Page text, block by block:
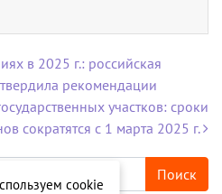
в 2025 г.: российская
рекомендации
участков: сроки
сократятся с 1 марта 2025 г.
cookie